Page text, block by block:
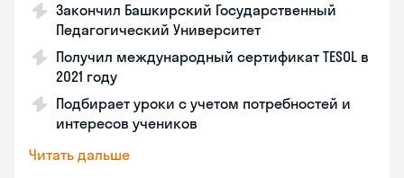
Закончил Башкирский Государственный
Педагогический Университет
Получил международный сертификат TESOL в
2021 году
Подбирает уроки с учетом потребностей и
интересов учеников
Читать дальше